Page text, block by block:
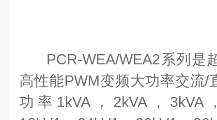
PCR-WEA/WEA2系列是
高性能PWM变频大功率交流/
功率1kVA，2kVA，3kVA